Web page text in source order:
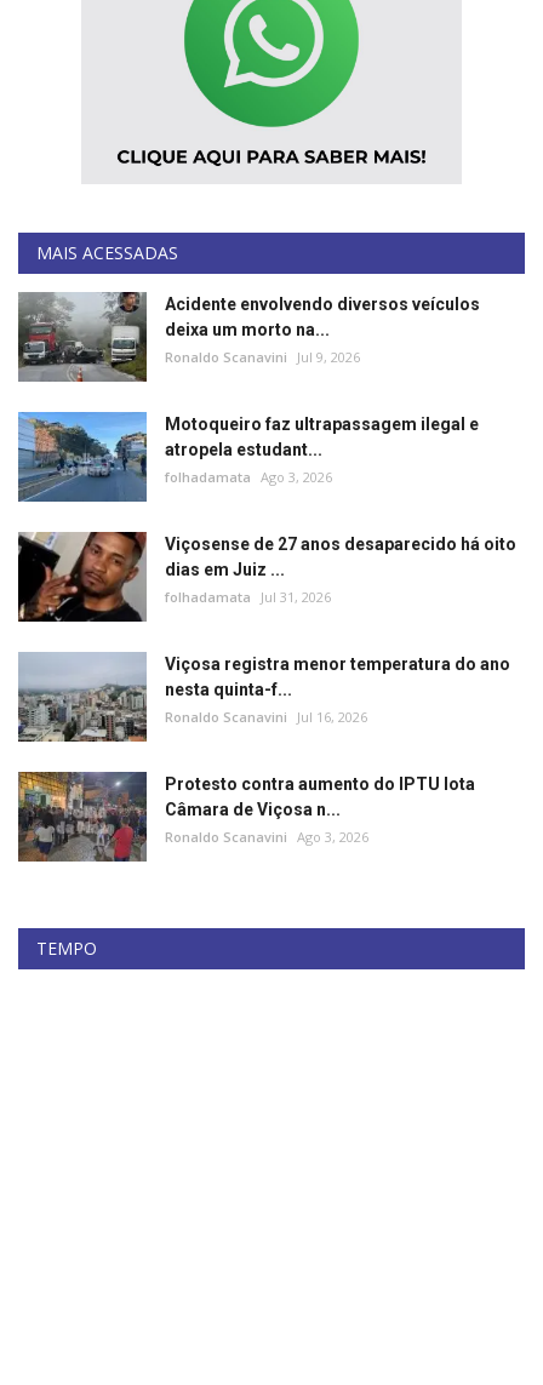
MAIS ACESSADAS
Acidente envolvendo diversos veículos
deixa um morto na...
Ronaldo Scanavini Jul 9, 2026
Motoqueiro faz ultrapassagem ilegal e
atropela estudant...
folhadamata Ago 3, 2026
Viçosense de 27 anos desaparecido há oito
dias em Juiz ...
folhadamata Jul 31, 2026
Viçosa registra menor temperatura do ano
nesta quinta-f...
Ronaldo Scanavini Jul 16, 2026
Protesto contra aumento do IPTU lota
Câmara de Viçosa n...
Ronaldo Scanavini Ago 3, 2026
TEMPO